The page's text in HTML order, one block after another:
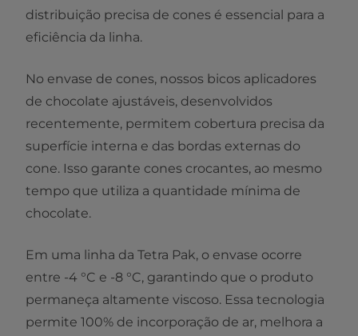
distribuição precisa de cones é essencial para a
eficiência da linha.
No envase de cones, nossos bicos aplicadores
de chocolate ajustáveis, desenvolvidos
recentemente, permitem cobertura precisa da
superfície interna e das bordas externas do
cone. Isso garante cones crocantes, ao mesmo
tempo que utiliza a quantidade mínima de
chocolate.
Em uma linha da Tetra Pak, o envase ocorre
entre -4 °C e -8 °C, garantindo que o produto
permaneça altamente viscoso. Essa tecnologia
permite 100% de incorporação de ar, melhora a